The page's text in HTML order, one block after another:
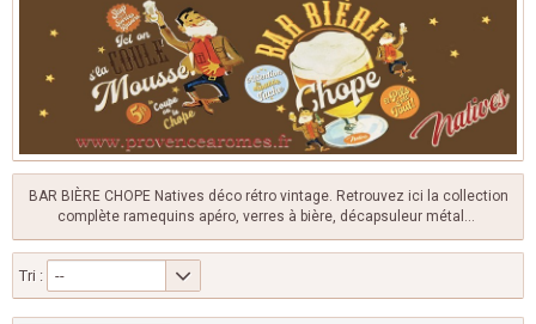
BAR BIÈRE CHOPE Natives déco rétro vintage. Retrouvez ici la collection
complète ramequins apéro, verres à bière, décapsuleur métal...
Tri : --